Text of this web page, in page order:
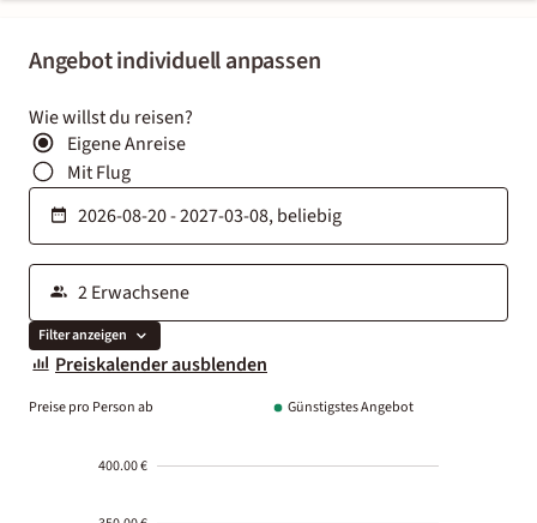
Angebot individuell anpassen
Wie willst du reisen?
Eigene Anreise
Mit Flug
Filter anzeigen
Preiskalender ausblenden
Preise pro Person ab Günstigstes Angebot
400.00 €